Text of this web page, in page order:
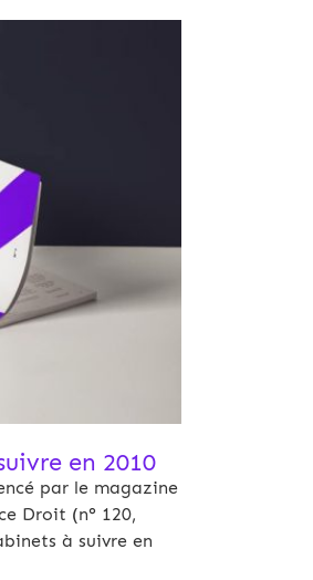
en 2010
par le magazine
Droit (n° 120,
à suivre en